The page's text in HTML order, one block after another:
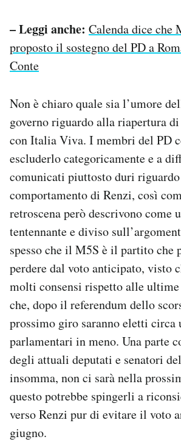
– Leggi anche: Calenda dice che
proposto il sostegno del PD a
Conte
Non è chiaro quale sia l’umore
governo riguardo alla riapertura
con Italia Viva. I membri del PD
escluderlo categoricamente e a
comunicati piuttosto duri
comportamento di Renzi, così
retroscena però descrivono come
tentennante e diviso
spesso che il M5S è il partito che
perdere dal voto anticipato, visto
molti consensi rispetto alle
che, dopo il referendum dello
prossimo giro saranno eletti circa
parlamentari in meno. Una parte
degli attuali deputati e senatori
insomma, non ci sarà nella
questo potrebbe spingerli a
verso Renzi pur di evitare il voto
giugno.